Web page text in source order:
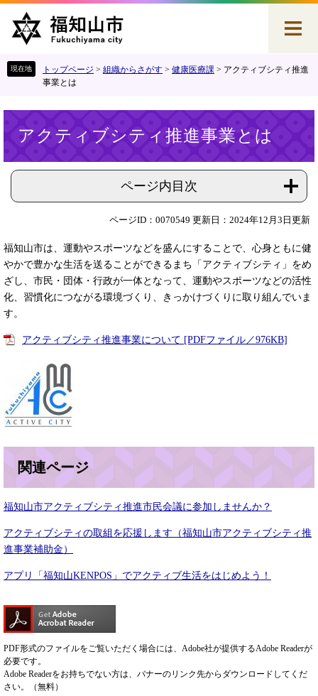
す
し
トップページ > 組織からさがす > 健康医療課 > アクティブシティ推進
事業とは
アクティブシティ推進事業とは
ページ内目次
ページID：0070549 更新日：2024年12月3日更新
福知山市は、運動やスポーツなどを盛んにすることで、心身ともに健
やかで豊かな生活を送ることができるまち「アクティブシティ」をめ
ざし、市民・団体・行政が一体となって、運動やスポーツなどの活性
化、習慣化につながる環境づくり、きっかけづくりに取り組んでいま
す。
アクティブシティ推進事業について [PDFファイル／976KB]
関連ページ
福知山市アクティブシティ推進市民会議に参加しませんか？
アクティブシティの取組を応援します（福知山市アクティブシティ推
進事業補助金）
アプリ「福知山KENPOS」でアクティブ生活をはじめよう！
PDF形式のファイルをご覧いただく場合には、Adobe社が提供するAdobe Readerが
必要です。
Adobe Readerをお持ちでない方は、バナーのリンク先からダウンロードしてくだ
さい。（無料）